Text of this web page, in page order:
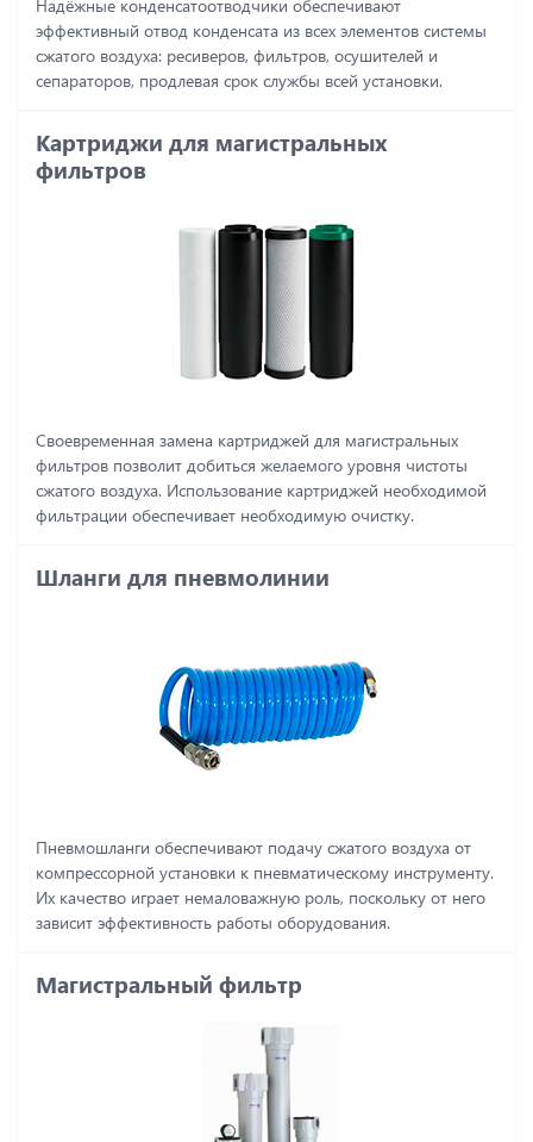
Надёжные конденсатоотводчики обеспечивают
эффективный отвод конденсата из всех элементов системы
сжатого воздуха: ресиверов, фильтров, осушителей и
сепараторов, продлевая срок службы всей установки.
Картриджи для магистральных
фильтров
Своевременная замена картриджей для магистральных
фильтров позволит добиться желаемого уровня чистоты
сжатого воздуха. Использование картриджей необходимой
фильтрации обеспечивает необходимую очистку.
Шланги для пневмолинии
Пневмошланги обеспечивают подачу сжатого воздуха от
компрессорной установки к пневматическому инструменту.
Их качество играет немаловажную роль, поскольку от него
зависит эффективность работы оборудования.
Магистральный фильтр